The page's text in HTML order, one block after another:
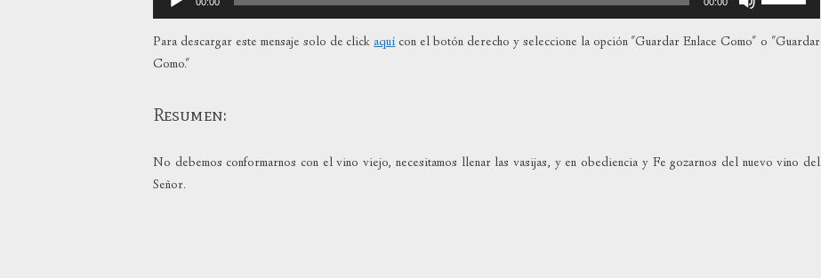
de
audio
las
teclas
o
Para descargar este mensaje solo de clickaquícon el botón derecho y seleccione la opción "Guardar Enlace Como" o "Guardar
Como."
Resumen:
No debemos conformarnos con el vino viejo, necesitamos llenar las vasijas, y en obediencia y Fe gozarnos del nuevo vino del
Señor.